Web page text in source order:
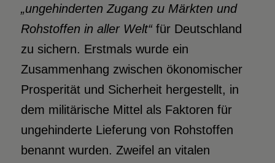
„ungehinderten Zugang zu Märkten und
Rohstoffen in aller Welt“für Deutschland
zu sichern. Erstmals wurde ein
Zusammenhang zwischen ökonomischer
Prosperität und Sicherheit hergestellt, in
dem militärische Mittel als Faktoren für
ungehinderte Lieferung von Rohstoffen
benannt wurden. Zweifel an vitalen